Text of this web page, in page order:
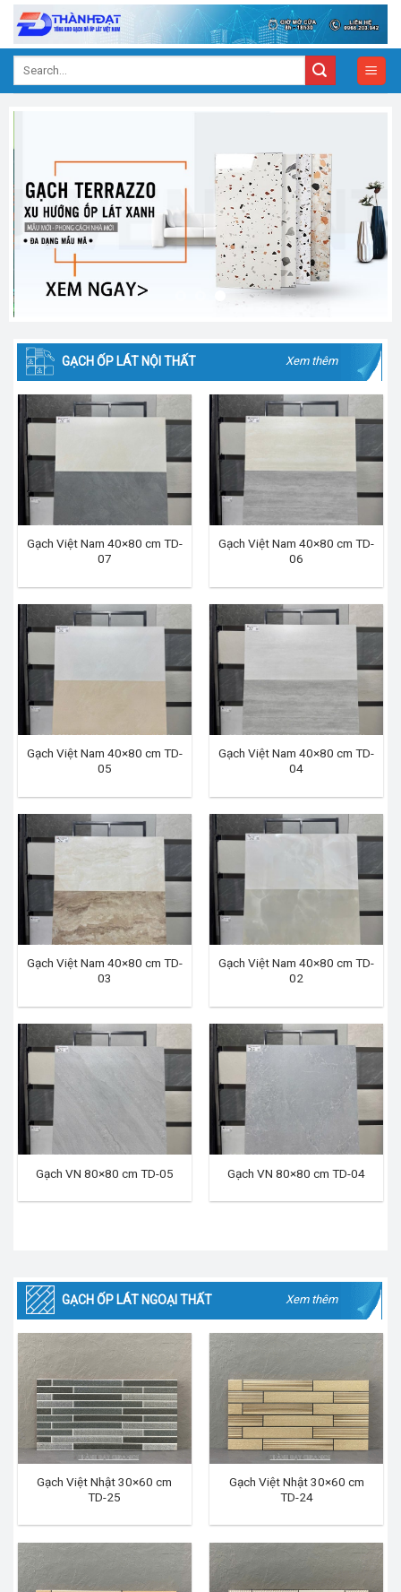
Skip
content
GẠCH ỐP LÁT NỘI THẤT Xem thêm
Gạch Việt Nam 40×80 cm TD-
07
Gạch Việt Nam 40×80 cm TD-
06
Gạch Việt Nam 40×80 cm TD-
05
Gạch Việt Nam 40×80 cm TD-
04
Gạch Việt Nam 40×80 cm TD-
03
Gạch Việt Nam 40×80 cm TD-
02
Gạch VN 80×80 cm TD-05 Gạch VN 80×80 cm TD-04
GẠCH ỐP LÁT NGOẠI THẤT Xem thêm
Gạch Việt Nhật 30×60 cm
TD-25
Gạch Việt Nhật 30×60 cm
TD-24